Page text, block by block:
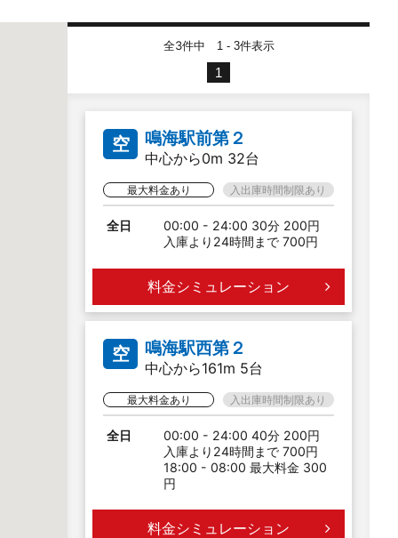
全3件中 1 - 3件表示
1
空 鳴海駅前第２
中心から0m 32台
最大料金あり 入出庫時間制限あり
全日
00:00 - 24:00 30分 200円
入庫より24時間まで 700円
料金シミュレーション
空 鳴海駅西第２
中心から161m 5台
最大料金あり 入出庫時間制限あり
全日
00:00 - 24:00 40分 200円
入庫より24時間まで 700円
18:00 - 08:00 最大料金 300
円
料金シミュレーション